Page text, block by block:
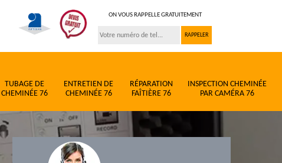
ON VOUS RAPPELLE GRATUITEMENT
TUBAGE DE
CHEMINÉE 76
ENTRETIEN DE
CHEMINÉE 76
RÉPARATION
FAÎTIÈRE 76
INSPECTION CHEMINÉE
PAR CAMÉRA 76